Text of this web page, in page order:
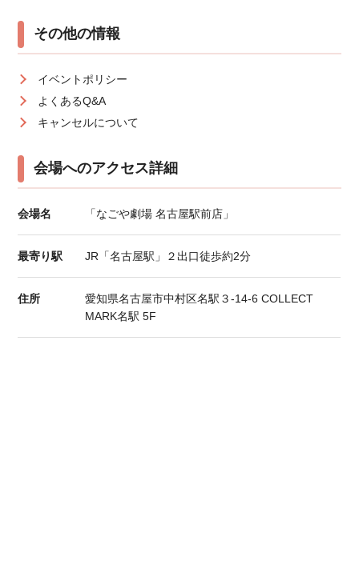
その他の情報
イベントポリシー
よくあるQ&A
キャンセルについて
会場へのアクセス詳細
会場名 「なごや劇場 名古屋駅前店」
最寄り駅 JR「名古屋駅」２出口徒歩約2分
住所
愛知県名古屋市中村区名駅３-14-6 COLLECT
MARK名駅 5F